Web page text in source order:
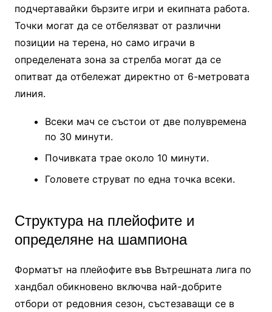
подчертавайки бързите игри и екипната работа.
Точки могат да се отбелязват от различни
позиции на терена, но само играчи в
определената зона за стрелба могат да се
опитват да отбележат директно от 6-метровата
линия.
Всеки мач се състои от две полувремена
по 30 минути.
Почивката трае около 10 минути.
Головете струват по една точка всеки.
Структура на плейофите и
определяне на шампиона
Форматът на плейофите във Вътрешната лига по
хандбал обикновено включва най-добрите
отбори от редовния сезон, състезаващи се в